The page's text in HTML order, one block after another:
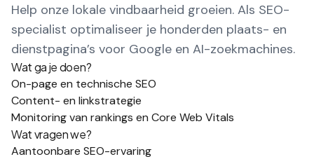
Help onze lokale vindbaarheid groeien. Als SEO-
specialist optimaliseer je honderden plaats- en
dienstpagina’s voor Google en AI-zoekmachines.
Wat ga je doen?
On-page en technische SEO
Content- en linkstrategie
Monitoring van rankings en Core Web Vitals
Wat vragen we?
Aantoonbare SEO-ervaring